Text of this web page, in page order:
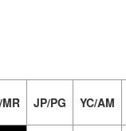
JP/PG YC/AM